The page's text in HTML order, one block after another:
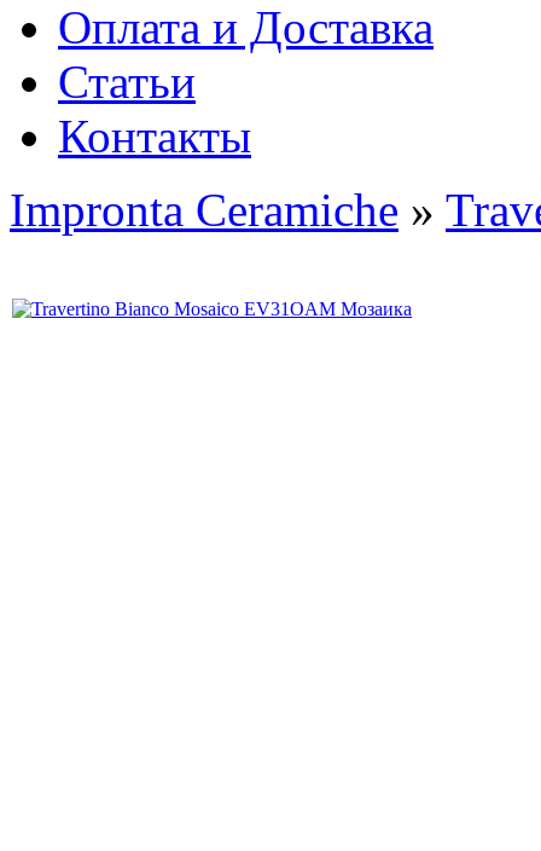
Оплата и Доставка
Статьи
Контакты
Impronta Ceramiche »